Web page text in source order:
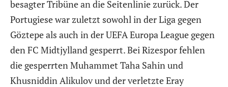
besagter Tribüne an die Seitenlinie zurück. Der
Portugiese war zuletzt sowohl in der Liga gegen
Göztepe als auch in der UEFA Europa League gegen
den FC Midtjylland gesperrt. Bei Rizespor fehlen
die gesperrten Muhammet Taha Sahin und
Khusniddin Alikulov und der verletzte Eray